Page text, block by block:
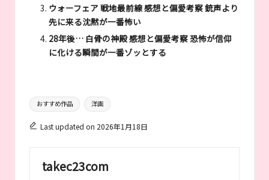
ウォーフェア 戦地最前線 感想と偏愛考察 銃声より
先に来る沈黙が一番怖い
28年後… 白骨の神殿 感想と偏愛考察 恐怖が信仰
に化ける瞬間が一番ゾッとする
Tags:
おすすめ作品 洋画
Last updated on 2026年1月18日
takec23com